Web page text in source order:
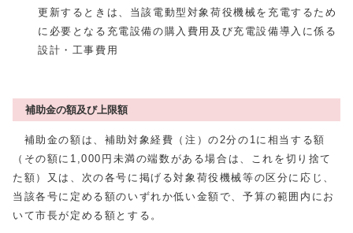
更新するときは、当該電動型対象荷役機械を充電するため
に必要となる充電設備の購入費用及び充電設備導入に係る
設計・工事費用
補助金の額及び上限額
補助金の額は、補助対象経費（注）の2分の1に相当する額
（その額に1,000円未満の端数がある場合は、これを切り捨て
た額）又は、次の各号に掲げる対象荷役機械等の区分に応じ、
当該各号に定める額のいずれか低い金額で、予算の範囲内にお
いて市長が定める額とする。